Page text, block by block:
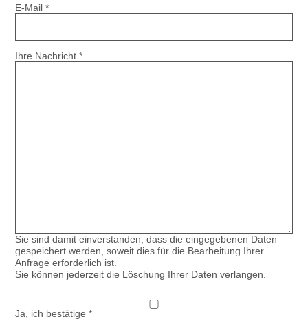
E-Mail*
Ihre Nachricht*
Sie sind damit einverstanden, dass die eingegebenen Daten
gespeichert werden, soweit dies für die Bearbeitung Ihrer
Anfrage erforderlich ist.
Sie können jederzeit die Löschung Ihrer Daten verlangen.
Ja, ich bestätige*